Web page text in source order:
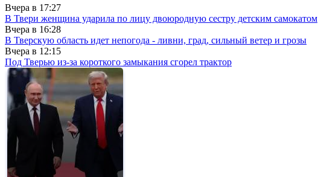
Вчера в 17:27
В Твери женщина ударила по лицу двоюродную сестру детским самокатом
Вчера в 16:28
В Тверскую область идет непогода - ливни, град, сильный ветер и грозы
Вчера в 12:15
Под Тверью из-за короткого замыкания сгорел трактор